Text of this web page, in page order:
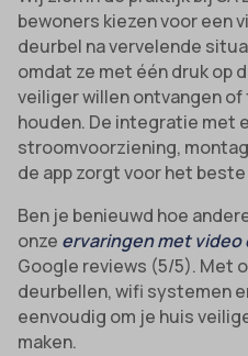
bewoners kiezen voor een
deurbel na vervelende
omdat ze met één druk op
veiliger willen ontvangen
houden. De integratie met
stroomvoorziening,
de app zorgt voor het
Ben je benieuwd hoe
onze ervaringen met
Google reviews (5/5). Met
deurbellen, wifi systemen
eenvoudig om je huis
maken.